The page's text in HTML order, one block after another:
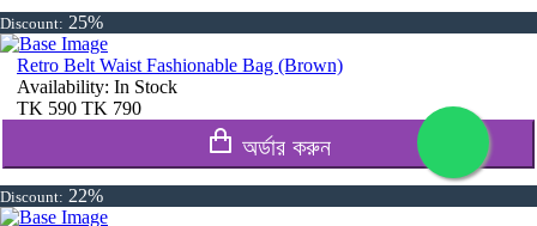
Discount: 25%
Retro Belt Waist Fashionable Bag (Brown)
Availability: In Stock
TK 590 TK 790
অর্ডার করুন
Discount: 22%